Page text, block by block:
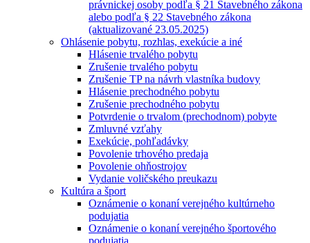
právnickej osoby podľa § 21 Stavebného zákona
alebo podľa § 22 Stavebného zákona
(aktualizované 23.05.2025)
Ohlásenie pobytu, rozhlas, exekúcie a iné
Hlásenie trvalého pobytu
Zrušenie trvalého pobytu
Zrušenie TP na návrh vlastníka budovy
Hlásenie prechodného pobytu
Zrušenie prechodného pobytu
Potvrdenie o trvalom (prechodnom) pobyte
Zmluvné vzťahy
Exekúcie, pohľadávky
Povolenie trhového predaja
Povolenie ohňostrojov
Vydanie voličského preukazu
Kultúra a šport
Oznámenie o konaní verejného kultúrneho
podujatia
Oznámenie o konaní verejného športového
podujatia